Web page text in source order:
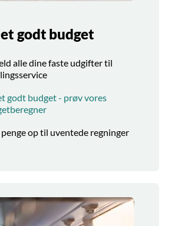
godt budget
alle dine faste udgifter til
godt budget - prøv vores
penge op til uventede regninger